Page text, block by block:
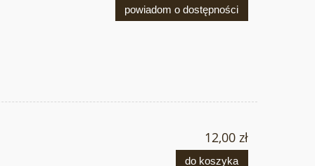
powiadom o dostępności
12,00 zł
do koszyka